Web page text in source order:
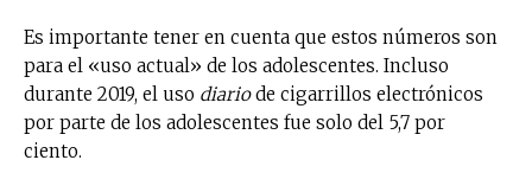
Es importante tener en cuenta que estos números son
para el «uso actual» de los adolescentes. Incluso
durante 2019, el uso diariode cigarrillos electrónicos
por parte de los adolescentes fue solo del 5,7 por
ciento.